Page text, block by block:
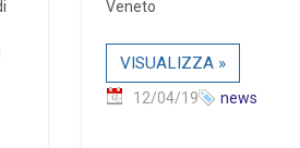
Veneto
VISUALIZZA »
12/04/19 news